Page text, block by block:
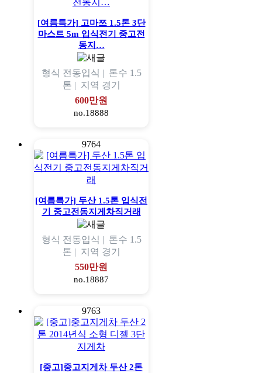
[여름특가] 고마쯔 1.5톤 3단
마스트 5m 입식전기 중고전
동지…
형식 전동입식 | 톤수 1.5
톤 | 지역 경기
600만원
no.18888
9764
[여름특가] 두산 1.5톤 입식전
기 중고전동지게차직거래
형식 전동입식 | 톤수 1.5
톤 | 지역 경기
550만원
no.18887
9763
[중고]중고지게차 두산 2톤